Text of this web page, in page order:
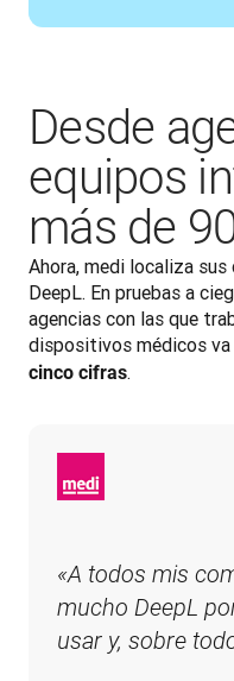
Desde
equipos
más de
Ahora, medi localiza
DeepL. En pruebas a
agencias con las que
dispositivos médicos va
cinco cifras.
«A todos mis
mucho DeepL
usar y, sobre